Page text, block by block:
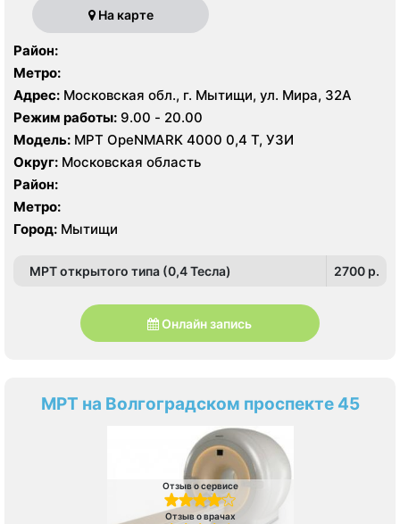
На карте
Район:
Метро:
Адрес: Московская обл., г. Мытищи, ул. Мира, 32А
Режим работы: 9.00 - 20.00
Модель: МРТ OpeNMARK 4000 0,4 Т, УЗИ
Округ: Московская область
Район:
Метро:
Город: Мытищи
МРТ открытого типа (0,4 Тесла) 2700 p.
Онлайн запись
МРТ на Волгоградском проспекте 45
Отзыв о сервисе
Отзыв о врачах